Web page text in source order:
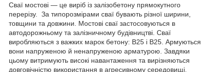
Сваї мостові — це виріб із залізобетону прямокутного
перерізу. За типорозмірами сваї бувають різної ширини,
товщини та довжини. Мостові сваї застосовуються в
автодорожньому та залізничному будівництві. Сваї
виробляються з важких марок бетону: В25 і В25. Армуються
вони напруженою й ненапруженою арматурою. Завдяки
цьому витримують високі навантаження та вирізняються
довговічністю використання в агресивному середовищі.